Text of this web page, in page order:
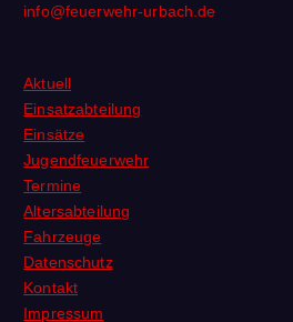
info@feuerwehr-urbach.de
Aktuell
Einsatzabteilung
Einsätze
Jugendfeuerwehr
Termine
Altersabteilung
Fahrzeuge
Datenschutz
Kontakt
Impressum